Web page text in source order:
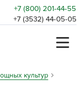
+7 (800) 201-44-55
+7 (3532) 44-05-05
культур